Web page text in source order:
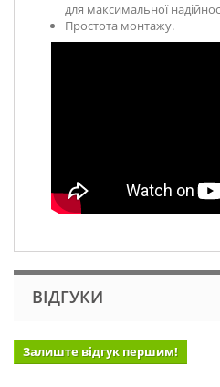
для максимальної
Простота монтажу.
ВІДГУКИ
Залиште відгук першим!